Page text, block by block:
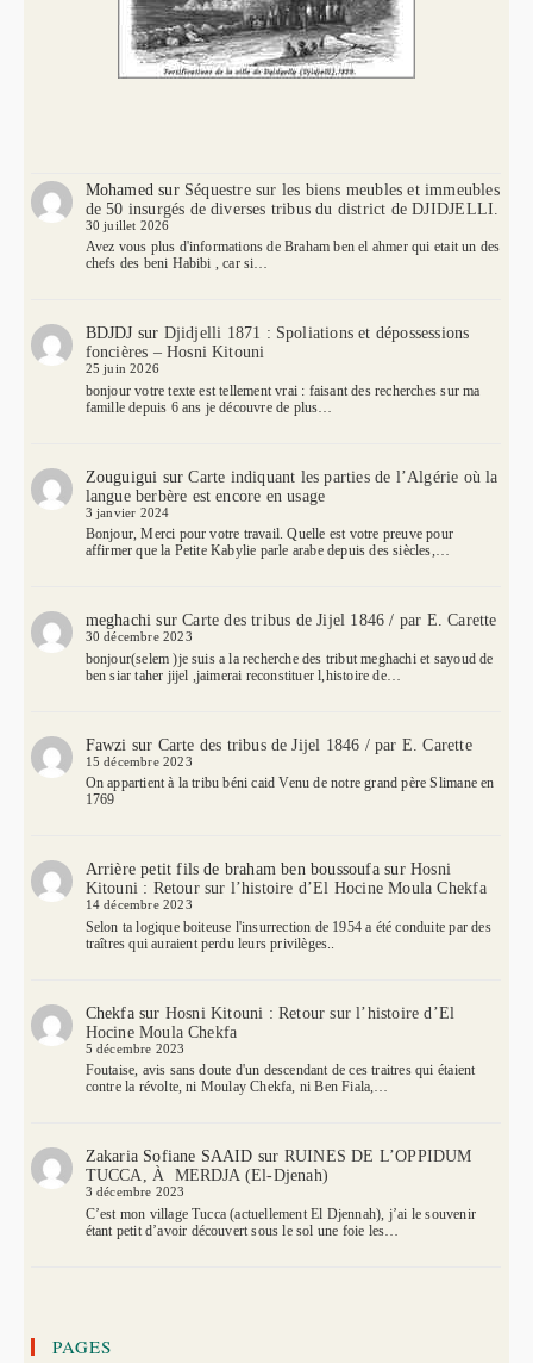
Mohamed sur Séquestre sur les biens meubles et immeubles
de 50 insurgés de diverses tribus du district de DJIDJELLI.
30 juillet 2026
Avez vous plus d'informations de Braham ben el ahmer qui etait un des
chefs des beni Habibi , car si…
BDJDJ sur Djidjelli 1871 : Spoliations et dépossessions
foncières – Hosni Kitouni
25 juin 2026
bonjour votre texte est tellement vrai : faisant des recherches sur ma
famille depuis 6 ans je découvre de plus…
Zouguigui surCarte indiquant les parties de l’Algérie où la
langue berbère est encore en usage
3 janvier 2024
Bonjour, Merci pour votre travail. Quelle est votre preuve pour
affirmer que la Petite Kabylie parle arabe depuis des siècles,…
meghachi surCarte des tribus de Jijel 1846 / par E. Carette
30 décembre 2023
bonjour(selem )je suis a la recherche des tribut meghachi et sayoud de
ben siar taher jijel ,jaimerai reconstituer l,histoire de…
Fawzi sur Carte des tribus de Jijel 1846 / par E. Carette
15 décembre 2023
On appartient à la tribu béni caid Venu de notre grand père Slimane en
1769
Arrière petit fils de braham ben boussoufasur Hosni
Kitouni : Retour sur l’histoire d’El Hocine Moula Chekfa
14 décembre 2023
Selon ta logique boiteuse l'insurrection de 1954 a été conduite par des
traîtres qui auraient perdu leurs privilèges..
Chekfasur Hosni Kitouni : Retour sur l’histoire d’El
Hocine Moula Chekfa
5 décembre 2023
Foutaise, avis sans doute d'un descendant de ces traitres qui étaient
contre la révolte, ni Moulay Chekfa, ni Ben Fiala,…
Zakaria Sofiane SAAID sur RUINES DE L’OPPIDUM
TUCCA, À MERDJA (El-Djenah)
3 décembre 2023
C’est mon village Tucca (actuellement El Djennah), j’ai le souvenir
étant petit d’avoir découvert sous le sol une foie les…
PAGES